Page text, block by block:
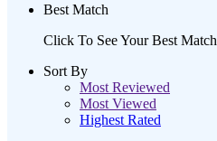
Best Match
Click To See Your Best Match
Sort By
Most Reviewed
Most Viewed
Highest Rated